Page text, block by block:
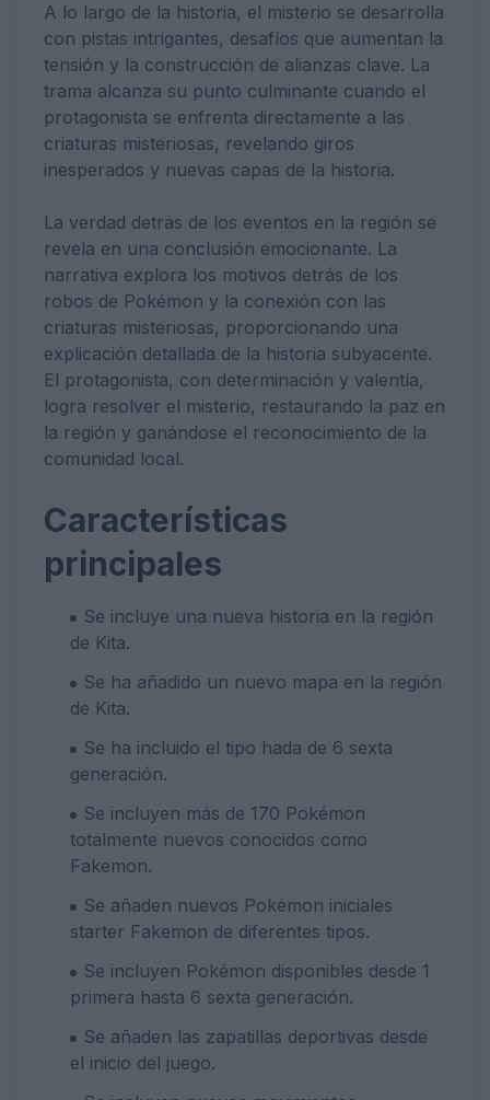
A lo largo de la historia, el misterio se desarrolla
con pistas intrigantes, desafíos que aumentan la
tensión y la construcción de alianzas clave. La
trama alcanza su punto culminante cuando el
protagonista se enfrenta directamente a las
criaturas misteriosas, revelando giros
inesperados y nuevas capas de la historia.
La verdad detrás de los eventos en la región se
revela en una conclusión emocionante. La
narrativa explora los motivos detrás de los
robos de Pokémon y la conexión con las
criaturas misteriosas, proporcionando una
explicación detallada de la historia subyacente.
El protagonista, con determinación y valentía,
logra resolver el misterio, restaurando la paz en
la región y ganándose el reconocimiento de la
comunidad local.
Características
principales
Se incluye una nueva historia en la región
de Kita.
Se ha añadido un nuevo mapa en la región
de Kita.
Se ha incluido el tipo hada de 6 sexta
generación.
Se incluyen más de 170 Pokémon
totalmente nuevos conocidos como
Fakemon.
Se añaden nuevos Pokémon iniciales
starter Fakemon de diferentes tipos.
Se incluyen Pokémon disponibles desde 1
primera hasta 6 sexta generación.
Se añaden las zapatillas deportivas desde
el inicio del juego.